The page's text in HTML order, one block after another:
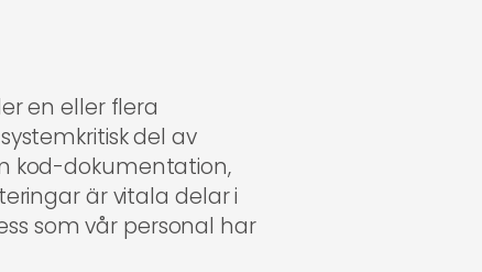
en eller flera
del av
kod-dokumentation,
är vitala delar i
som vår personal har